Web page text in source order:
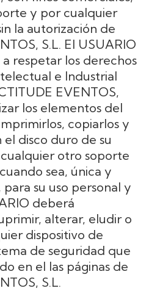
y por cualquier
la autorización de
S.L. El USUARIO
respetar los derechos
e Industrial
EVENTOS,
los elementos del
copiarlos y
disco duro de su
otro soporte
sea, única y
su uso personal y
deberá
alterar, eludir o
dispositivo de
de seguridad que
en el las páginas de
S.L.